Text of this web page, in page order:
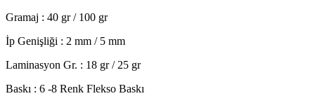
Gramaj : 40 gr / 100 gr
İp Genişliği : 2 mm / 5 mm
Laminasyon Gr. : 18 gr / 25 gr
Baskı : 6 -8 Renk Flekso Baskı